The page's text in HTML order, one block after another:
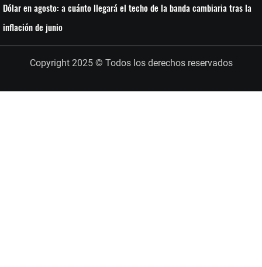
Dólar en agosto: a cuánto llegará el techo de la banda cambiaria tras la
inflación de junio
Copyright 2025 © Todos los derechos reservados